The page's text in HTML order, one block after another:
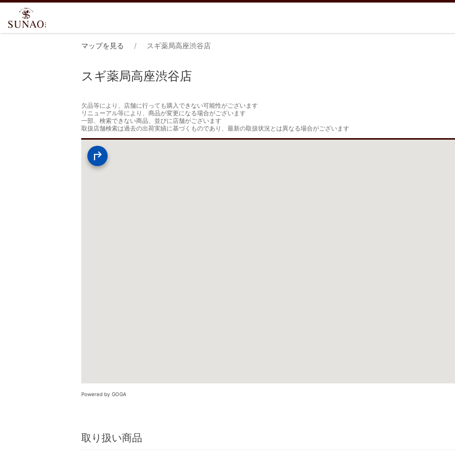
マップを見る スギ薬局高座渋谷店
スギ薬局高座渋谷店
欠品等により、店舗に行っても購入できない可能性がございます
リニューアル等により、商品が変更になる場合がございます
一部、検索できない商品、並びに店舗がございます
取扱店舗検索は過去の出荷実績に基づくものであり、最新の取扱状況とは異なる場合がございます
Powered by GOGA
取り扱い商品